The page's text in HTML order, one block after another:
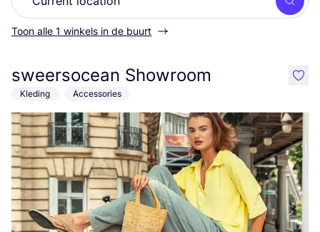
Zoek
Toon alle 1 winkels in de buurt
sweersocean Showroom
Kleding Accessories
like